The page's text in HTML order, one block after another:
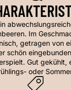
Im
getragen von
schön
Gut gekühlt,
oder